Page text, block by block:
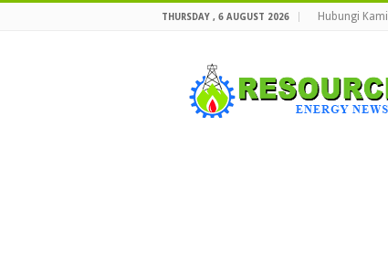
THURSDAY , 6 AUGUST 2026 Hubungi Kami